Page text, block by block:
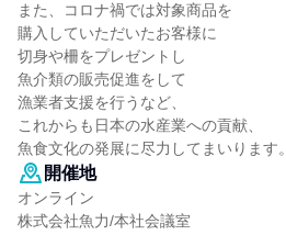
また、コロナ禍では対象商品を
購入していただいたお客様に
切身や柵をプレゼントし
魚介類の販売促進をして
漁業者支援を行うなど、
これからも日本の水産業への貢献、
魚食文化の発展に尽力してまいります。
開催地
オンライン
株式会社魚力/本社会議室